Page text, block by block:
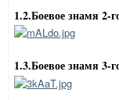
1.2.Боевое знамя 2-
1.3.Боевое знамя 3-